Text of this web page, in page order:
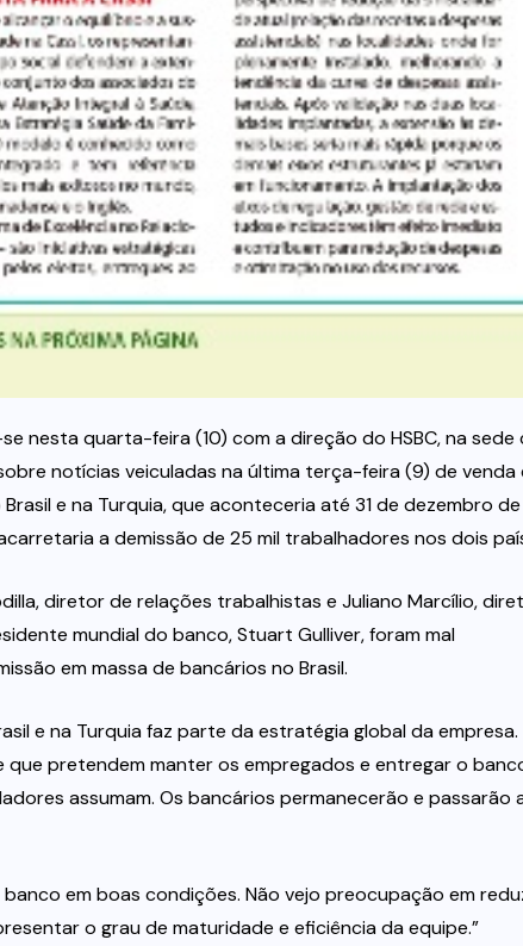
nesta quarta-feira (10) com a direção do HSBC, na sede
notícias veiculadas na última terça-feira (9) de venda
e na Turquia, que aconteceria até 31 de dezembro de
a demissão de 25 mil trabalhadores nos dois
diretor de relações trabalhistas e Juliano Marcílio,
mundial do banco, Stuart Gulliver, foram mal
em massa de bancários no Brasil.
e na Turquia faz parte da estratégia global da empresa.
que pretendem manter os empregados e entregar o
assumam. Os bancários permanecerão e passarão
em boas condições. Não vejo preocupação em
o grau de maturidade e eficiência da equipe.”